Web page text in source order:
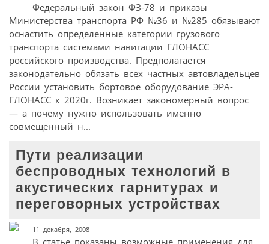
Федеральный закон ФЗ-78 и приказы
Министерства транспорта РФ №36 и №285 обязывают
оснастить определенные категории грузового
транспорта системами навигации ГЛОНАСС
российского производства. Предполагается
законодательно обязать всех частных автовладельцев
России установить бортовое оборудование ЭРА-
ГЛОНАСС к 2020г. Возникает закономерный вопрос
— а почему нужно использовать именно
совмещенный н...
Пути реализации
беспроводных технологий в
акустических гарнитурах и
переговорных устройствах
11 декабря, 2008